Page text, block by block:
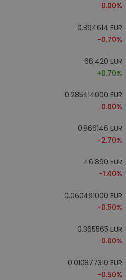
0.00%
0.894614 EUR
-0.70%
66.420 EUR
+0.70%
0.285414000 EUR
0.00%
0.866146 EUR
-2.70%
46.890 EUR
-1.40%
0.060491000 EUR
-0.50%
0.865565 EUR
0.00%
0.010877310 EUR
-0.50%